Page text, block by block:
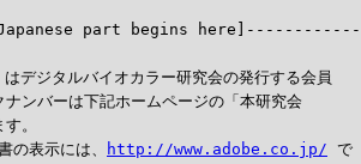
part begins
タルバイオカラー研究会の発行する会員
ンバーは下記ホームページの「本研究会
。
の表示には、
http://www.adobe.co.jp/ で